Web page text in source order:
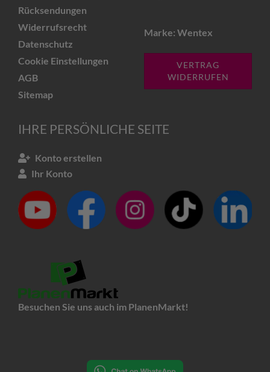
Rücksendungen
Widerrufsrecht
Datenschutz
Cookie Einstellungen
AGB
Sitemap
Marke: Wentex
VERTRAG
WIDERRUFEN
IHRE PERSÖNLICHE SEITE
Konto erstellen
Ihr Konto
Besuchen Sie uns auch im PlanenMarkt!